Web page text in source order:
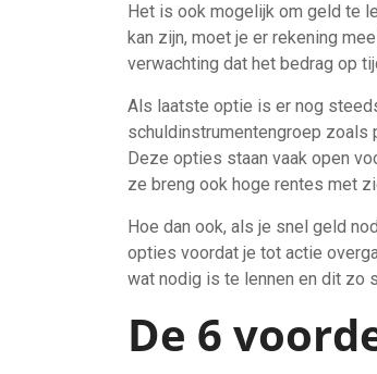
Het is ook mogelijk om geld te
kan zijn, moet je er rekening
verwachting dat het bedrag op
Als laatste optie is er nog
schuldinstrumentengroep zoals
Deze opties staan ​​vaak open
ze breng ook hoge rentes met
Hoe dan ook, als je snel geld
opties voordat je tot actie
wat nodig is te lennen en dit zo
De 6